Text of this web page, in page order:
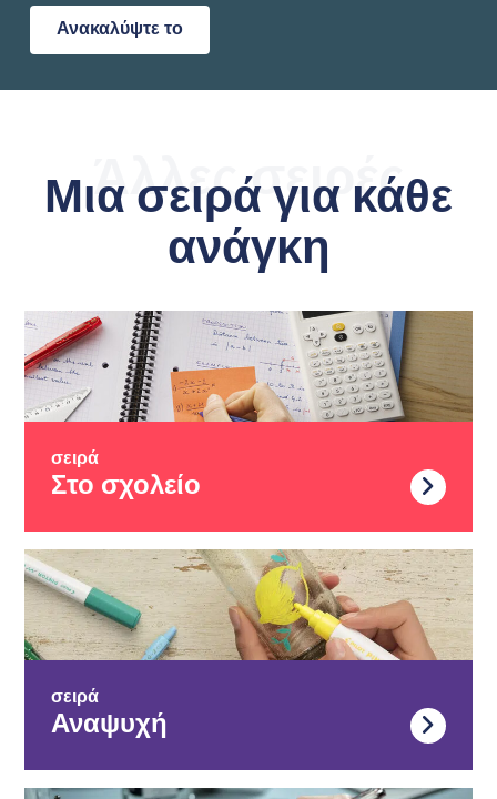
Ανακαλύψτε το
Άλλες σειρές
Μια σειρά για κάθε
ανάγκη
σειρά
Στο σχολείο
σειρά
Αναψυχή